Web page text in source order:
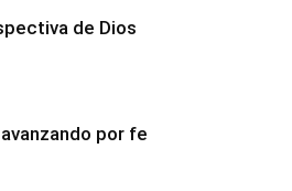
de Dios
por fe